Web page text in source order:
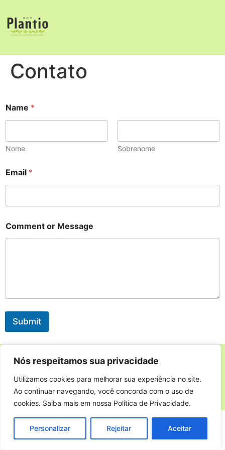
Nós respeitamos sua privacidade
Utilizamos cookies para melhorar sua experiência no site.
Ao continuar navegando, você concorda com o uso de
cookies. Saiba mais em nossa Política de Privacidade.
Personalizar Rejeitar Aceitar
Contato
Name *
Nome Sobrenome
m
a
l
a
m
e
Email *
Comment or Message
Submit
© 2025